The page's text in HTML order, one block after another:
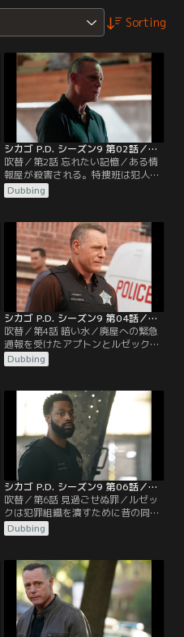
Sorting
シカゴ P.D. シーズン9 第02話／吹替
吹替／第2話 忘れたい記憶／ある情
報屋が殺害される。特捜班は犯人を
追い詰めるが、衝撃的な事実を知る
ことになる。ボイトとルゼックは、
る。
Dubbing
シカゴ P.D. シーズン9 第04話／吹替
吹替／第4話 暗い水／廃屋への緊急
通報を受けたアプトンとルゼック
は、その捜査からどす黒い事件へと
導かれることになる。
Dubbing
シカゴ P.D. シーズン9 第06話／吹替
吹替／第6話 見過ごせぬ罪／ルゼッ
クは犯罪組織を潰すために昔の同僚
と組んで捜査するが、腑に落ちない
点があり、ボイトとバージェスが独
Dubbing